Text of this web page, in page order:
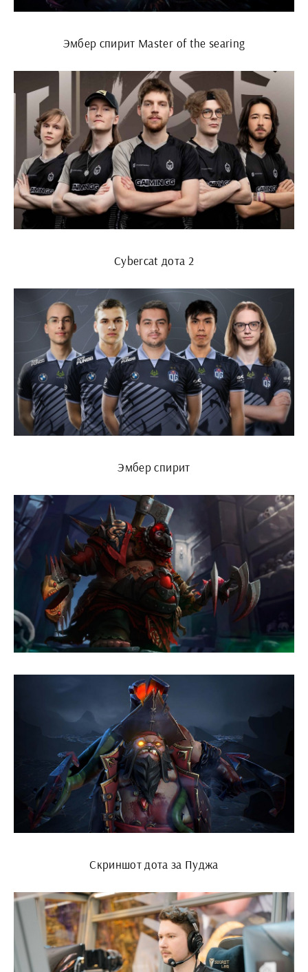
Эмбер спирит Master of the searing
Cybercat дота 2
Эмбер спирит
Скриншот дота за Пуджа